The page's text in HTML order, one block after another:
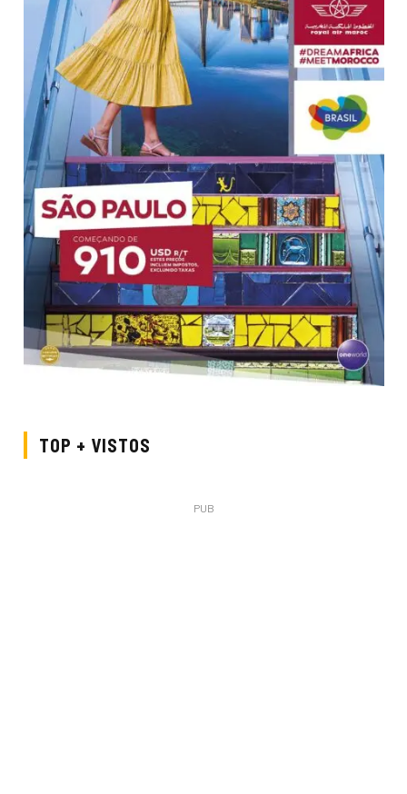
TOP + VISTOS
PUB